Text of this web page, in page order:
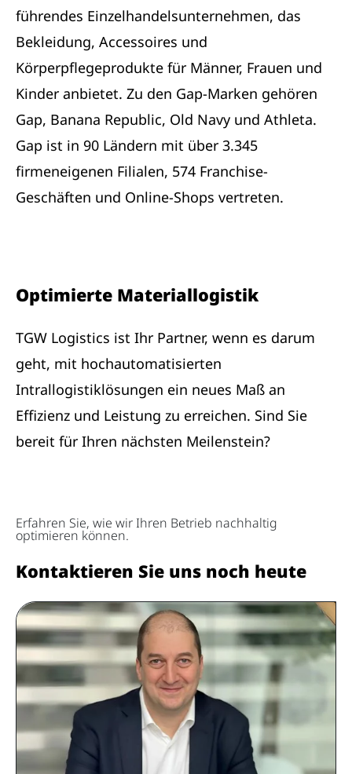
führendes Einzelhandelsunternehmen, das
Bekleidung, Accessoires und
Körperpflegeprodukte für Männer, Frauen und
Kinder anbietet. Zu den Gap-Marken gehören
Gap, Banana Republic, Old Navy und Athleta.
Gap ist in 90 Ländern mit über 3.345
firmeneigenen Filialen, 574 Franchise-
Geschäften und Online-Shops vertreten.
Optimierte Materiallogistik
TGW Logistics ist Ihr Partner, wenn es darum
geht, mit hochautomatisierten
Intrallogistiklösungen ein neues Maß an
Effizienz und Leistung zu erreichen. Sind Sie
bereit für Ihren nächsten Meilenstein?
Erfahren Sie, wie wir Ihren Betrieb nachhaltig
optimieren können.
Kontaktieren Sie uns noch heute